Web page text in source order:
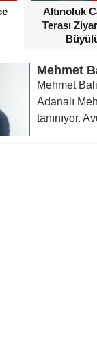
Altınoluk
Terası
Mehmet
Mehmet
Adanalı
tanınıyor.